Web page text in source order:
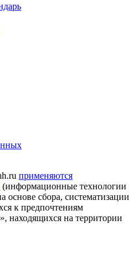
применяются
(информационные технологии
основе сбора, систематизации
к предпочтениям
находящихся на территории